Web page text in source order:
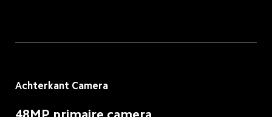
Achterkant Camera
48MP primaire camera